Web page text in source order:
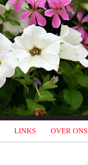
LINKS OVER ONS